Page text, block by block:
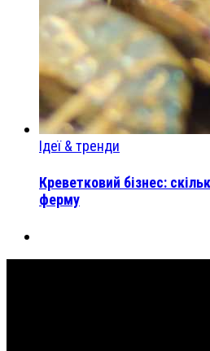
Ідеї & тренди
Креветковий бізнес:
ферму